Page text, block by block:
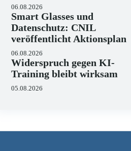
06.08.2026
Smart Glasses und
Datenschutz: CNIL
veröffentlicht Aktionsplan
06.08.2026
Widerspruch gegen KI-
Training bleibt wirksam
05.08.2026